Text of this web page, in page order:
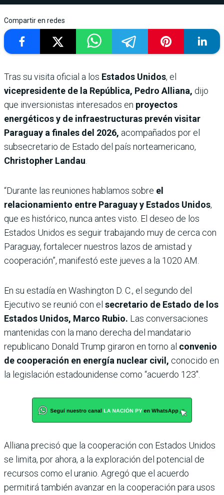
Compartir en redes
Tras su visita oficial a los Estados Unidos, el
vicepresidente de la República, Pedro Alliana, dijo
que inversionistas interesados en proyectos
energéticos y de infraestructuras prevén visitar
Paraguay a finales del 2026, acompañados por el
subsecretario de Estado del país norteamericano,
Christopher Landau
“Durante las reuniones hablamos sobre el
relacionamiento entre Paraguay y Estados Unidos,
que es histórico, nunca antes visto. El deseo de los
Estados Unidos es seguir trabajando muy de cerca con
Paraguay, fortalecer nuestros lazos de amistad y
cooperación”, manifestó este jueves a la 1020 AM.
En su estadía en Washington D. C., el segundo del
Ejecutivo se reunió con el secretario de Estado de los
Estados Unidos, Marco Rubio. Las conversaciones
mantenidas con la mano derecha del mandatario
republicano Donald Trump giraron en torno al convenio
de cooperación en energía nuclear civil, conocido en
la legislación estadounidense como “acuerdo 123″.
Alliana precisó que la cooperación con Estados Unidos
se limita, por ahora, a la exploración del potencial de
recursos como el uranio. Agregó que el acuerdo
permitirá también avanzar en la cooperación para usos